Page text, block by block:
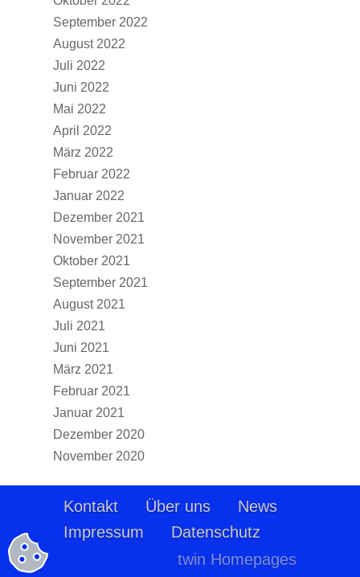
September 2022
August 2022
Juli 2022
Juni 2022
Mai 2022
April 2022
März 2022
Februar 2022
Januar 2022
Dezember 2021
November 2021
Oktober 2021
September 2021
August 2021
Juli 2021
Juni 2021
März 2021
Februar 2021
Januar 2021
Dezember 2020
November 2020
Kontakt Über uns
News
Impressum
Datenschutz
twin Homepages